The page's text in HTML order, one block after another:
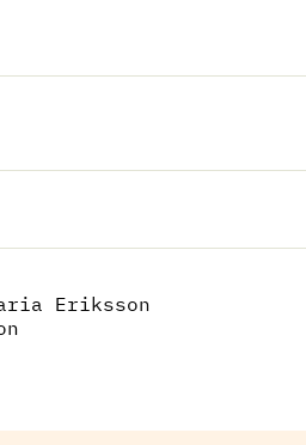
Eriksson